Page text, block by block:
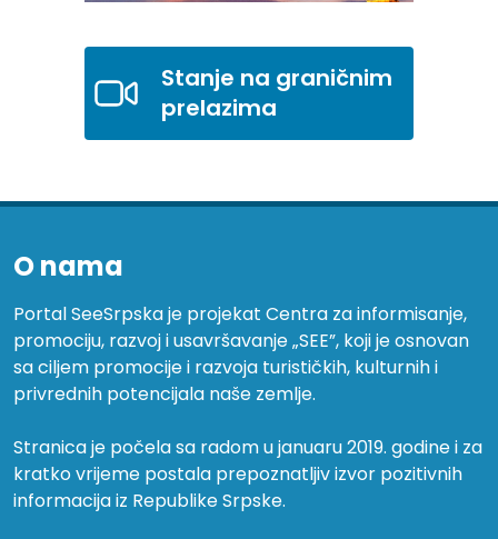
Stanje na graničnim
prelazima
O nama
Portal SeeSrpska je projekat Centra za informisanje,
promociju, razvoj i usavršavanje „SEE”, koji je osnovan
sa ciljem promocije i razvoja turističkih, kulturnih i
privrednih potencijala naše zemlje.
Stranica je počela sa radom u januaru 2019. godine i za
kratko vrijeme postala prepoznatljiv izvor pozitivnih
informacija iz Republike Srpske.